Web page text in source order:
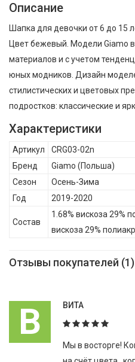
Описание
Шапка для девочки от 6 до 15
Цвет бежевый. Модели Giamo
материалов и с учетом
юных модников. Дизайн
стилистических и цветовых
подростков: классические и
соответствует всем самым
критериям и нормам
окружающей среды., Giamo
CRG03-02n , Осень-Зима,
3% эластан, 2. 68% вискоза
Помпон енот
Характеристики
Артикул
CRG03-02n
Бренд
Giamo (Польша)
Сезон
Осень-Зима
Год
2019-2020
Состав
1.68% вискоза 29%
вискоза 29%
Отзывы покупателей (1)
В ВИТА
Мы в восторге!